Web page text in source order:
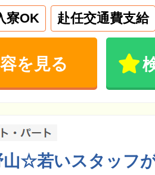
寮OK 赴任交通費支給
を見る
山☆若いスタッフ